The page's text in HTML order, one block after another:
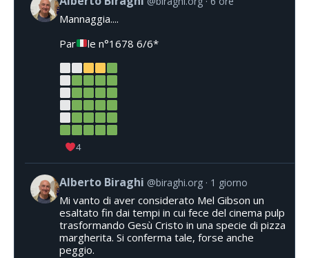
Mannaggia....
Par
le n°1678 6/6*
4
Alberto Biraghi @biraghi.org 1 giorno
Mi vanto di aver considerato Mel Gibson un
esaltato fin dai tempi in cui fece del cinema pulp
trasformando Gesù Cristo in una specie di pizza
margherita. Si conferma tale, forse anche
peggio.